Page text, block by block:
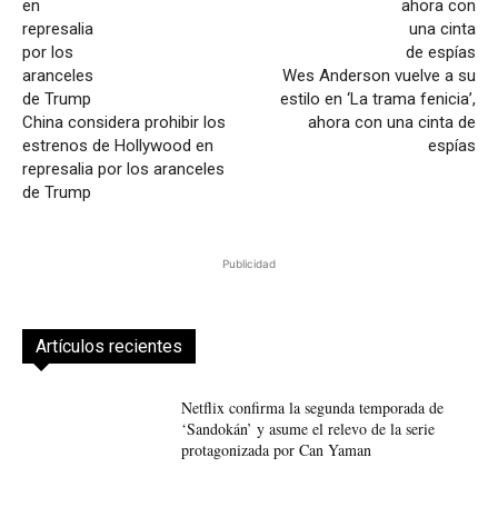
China considera prohibir los
estrenos de Hollywood en
represalia por los aranceles
de Trump
Wes Anderson vuelve a su
estilo en ‘La trama fenicia’,
ahora con una cinta de
espías
Publicidad
Artículos recientes
Netflix confirma la segunda temporada de
‘Sandokán’ y asume el relevo de la serie
protagonizada por Can Yaman